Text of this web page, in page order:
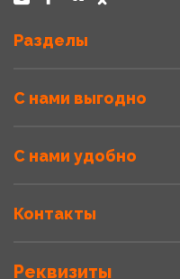
Разделы
С нами выгодно
С нами удобно
Контакты
Реквизиты